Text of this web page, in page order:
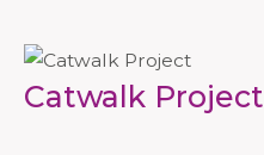
Catwalk Project